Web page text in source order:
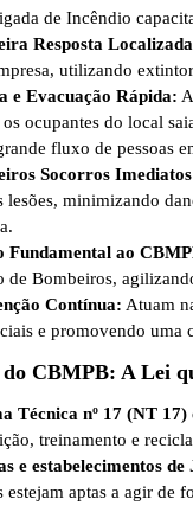
de Incêndio
Resposta
utilizando
e Evacuação Rápida:
ocupantes do local
fluxo de pessoas
Socorros
lesões, minimizando
Fundamental ao
de Bombeiros,
Contínua: Atuam
e promovendo uma
CBMPB: A Lei
Técnica nº 17 (NT 17)
treinamento e
e estabelecimentos de
estejam aptas a agir de